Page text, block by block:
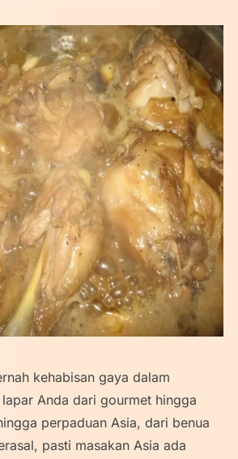
kehabisan gaya dalam
Anda dari gourmet hingga
perpaduan Asia, dari benua
pasti masakan Asia ada